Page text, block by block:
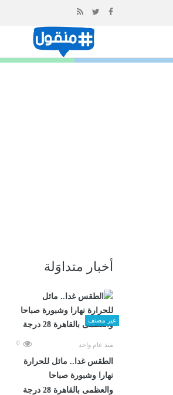
أخبار متداوَلة
غير مصنف
منذ عام واحد 0
الطقس غدا.. مائل للحرارة
نهارا وشبورة صباحا
والعظمى بالقاهرة 28 درجة